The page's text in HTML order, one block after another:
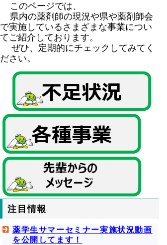
このページでは、
県内の薬剤師の現況や県や薬剤師会
で実施しているさまざまな事業につい
てご紹介しております。
ぜひ、定期的にチェックしてみてく
ださい。
注目情報
薬学生サマーセミナー実施状況動画
を公開してます！